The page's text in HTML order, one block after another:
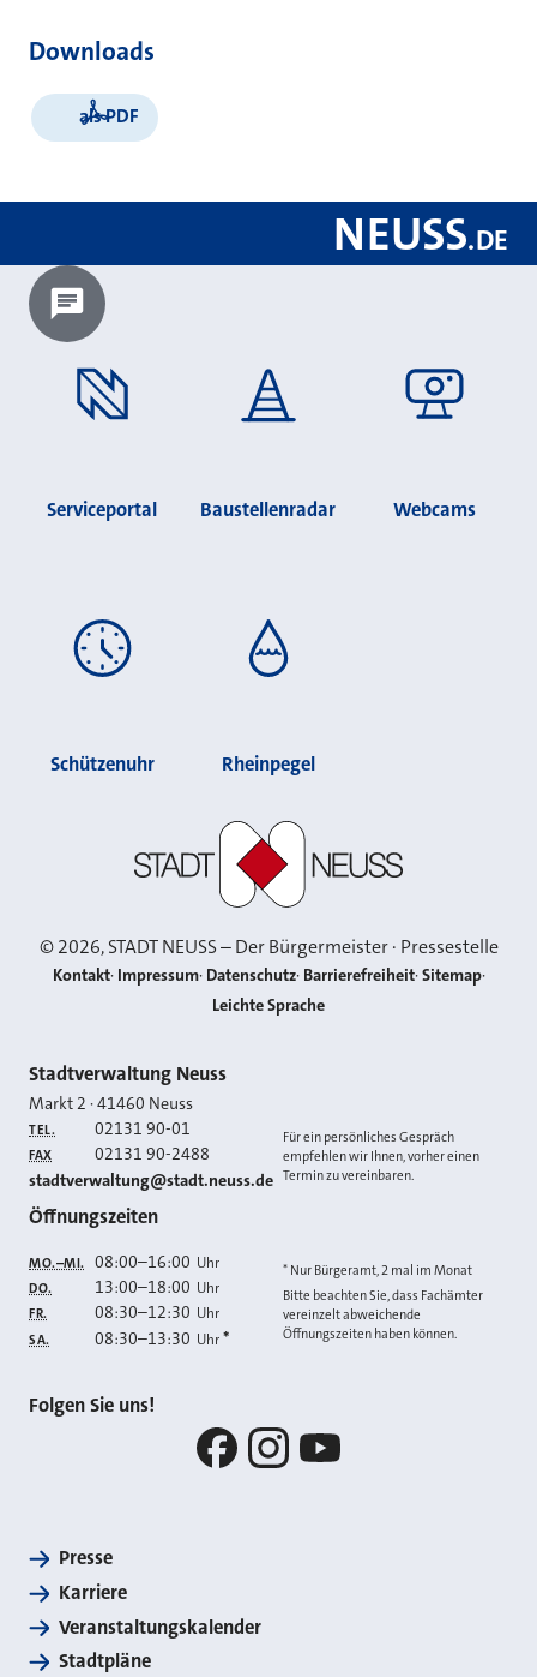
Downloads
als PDF
NEUSS.DE
Chatbot laden?
Serviceportal Baustellenradar Webcams
Schützenuhr Rheinpegel
©2026, STADT NEUSS – Der Bürgermeister · Pressestelle
Kontakt Impressum Datenschutz Barrierefreiheit Sitemap
Leichte Sprache
Kontakt
Stadtverwaltung Neuss
Markt 2 ·41460 Neuss
TEL. 02131 90-01
FAX 02131 90-2488
E-MAIL
stadtverwaltung@stadt.neuss.de
Für ein persönliches Gespräch
empfehlen wir Ihnen, vorher einen
Termin zu vereinbaren.
Öffnungszeiten
MO.–MI. 08:00–16:00 Uhr
DO. 13:00–18:00 Uhr
FR. 08:30–12:30 Uhr
SA. 08:30–13:30 Uhr *
* Nur Bürgeramt, 2 mal im Monat
Bitte beachten Sie, dass Fachämter
vereinzelt abweichende
Öffnungszeiten haben können.
Folgen Sie uns!
Presse
Karriere
Veranstaltungskalender
Stadtpläne